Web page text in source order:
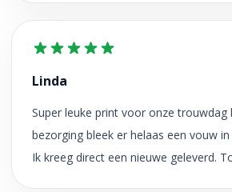
Linda
Super leuke print voor onze trouwdag
bezorging bleek er helaas een vouw
Ik kreeg direct een nieuwe geleverd.